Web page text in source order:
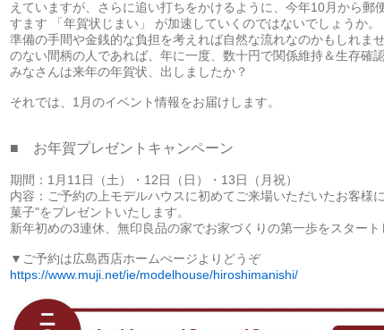
えていますが、さらに追い打ちをかけるように、今年10月から郵
すます 「年賀状じまい」 が加速していくのではないでしょうか。
準備の手間や金銭的な負担を考えれば自然な流れなのかもしれま
のない間柄の人であれば、年に一度、数十円で関係維持＆生存確
みなさんは来年の年賀状、出しましたか？
それでは、1月のイベント情報をお届けします。
■ お年賀プレゼントキャンペーン
期間：1月11日（土）・12日（日）・13日（月祝）
内容：ご予約の上モデルハウスに初めてご来場いただいたお客様
菓子"をプレゼントいたします。
新年初めの3連休、無印良品の家でお家づくりの第一歩をスタート
▼ご予約は広島西店ホームぺージよりどうぞ
https://www.muji.net/ie/modelhouse/hiroshimanishi/